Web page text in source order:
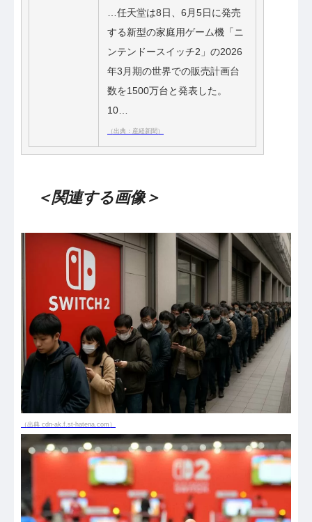
…任天堂は8日、6月5日に発売
する新型の家庭用ゲーム機「ニ
ンテンドースイッチ2」の2026
年3月期の世界での販売計画台
数を1500万台と発表した。
10…
（出典：産経新聞）
＜関連する画像＞
（出典 cdn-ak.f.st-hatena.com）